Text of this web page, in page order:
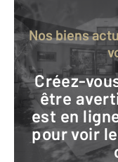
Nos biens actuels ne correspondent pas à
Créez-vous une alerte mail pour
être
est en
pour voir